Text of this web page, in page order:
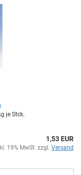
je Stck.
1,53 EUR
19% MwSt. zzgl. Versand